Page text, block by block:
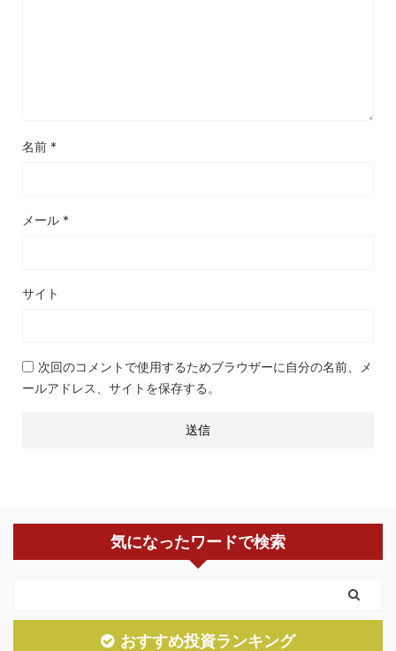
名前 *
メール *
サイト
次回のコメントで使用するためブラウザーに自分の名前、メ
ールアドレス、サイトを保存する。
気になったワードで検索
おすすめ投資ランキング